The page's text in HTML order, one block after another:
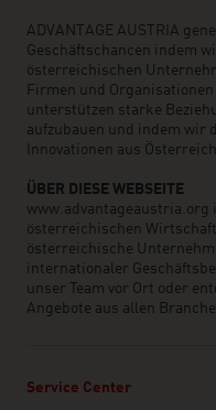
ADVANTAGE AUSTRIA
Geschäftschancen indem
österreichischen
Firmen und
unterstützen starke
aufzubauen und indem wir
Innovationen aus
ÜBER DIESE WEBSEITE
www.advantageaustria.org
österreichischen
österreichische
internationaler
unser Team vor Ort oder
Angebote aus allen
Service Center